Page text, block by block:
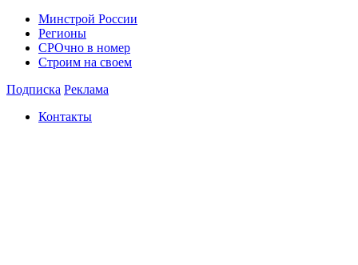
Минстрой России
Регионы
СРОчно в номер
Строим на своем
Подписка Реклама
Контакты